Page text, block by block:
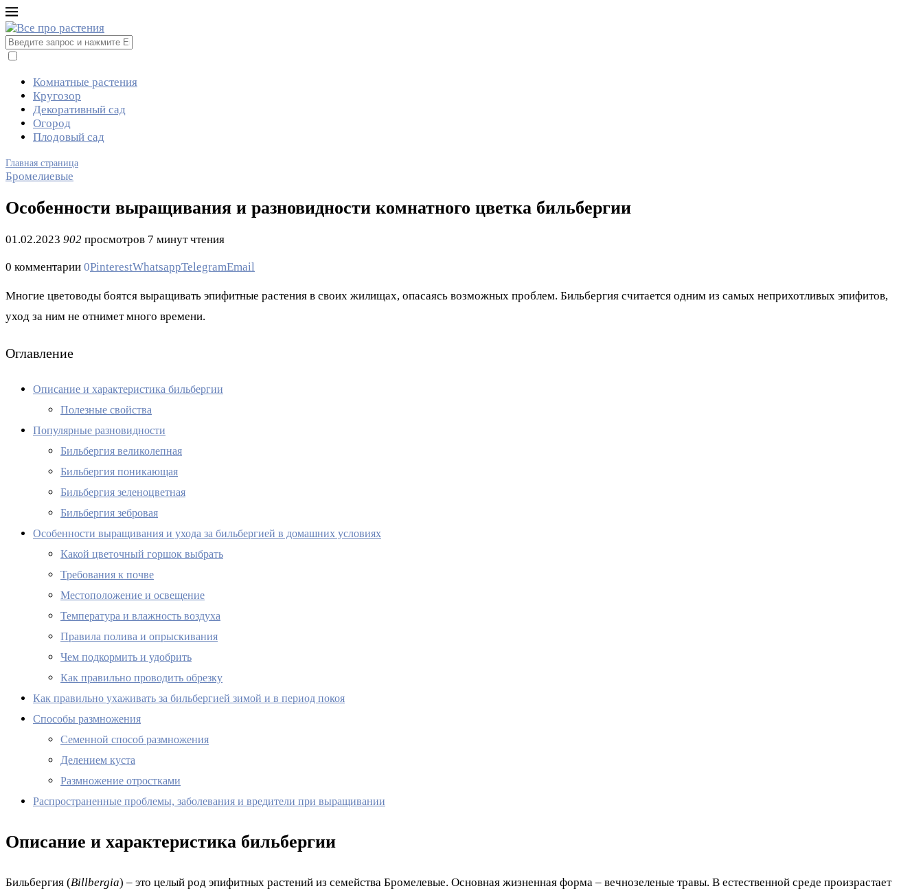
Комнатные растения
Кругозор
Декоративный сад
Огород
Плодовый сад
Главная страница
Бромелиевые
Особенности выращивания и разновидности комнатного цветка бильбергии
01.02.2023 902 просмотров 7 минут чтения
0 комментарии 0PinterestWhatsappTelegramEmail
Многие цветоводы боятся выращивать эпифитные растения в своих жилищах, опасаясь возможных проблем. Бильбергия считается одним из самых неприхотливых эпифитов,
уход за ним не отнимет много времени.
Оглавление
Описание и характеристика бильбергии
Полезные свойства
Популярные разновидности
Бильбергия великолепная
Бильбергия поникающая
Бильбергия зеленоцветная
Бильбергия зебровая
Особенности выращивания и ухода за бильбергией в домашних условиях
Какой цветочный горшок выбрать
Требования к почве
Местоположение и освещение
Температура и влажность воздуха
Правила полива и опрыскивания
Чем подкормить и удобрить
Как правильно проводить обрезку
Как правильно ухаживать за бильбергией зимой и в период покоя
Способы размножения
Семенной способ размножения
Делением куста
Размножение отростками
Распространенные проблемы, заболевания и вредители при выращивании
Описание и характеристика бильбергии
Бильбергия (Billbergia) – это целый род эпифитных растений из семейства Бромелевые. Основная жизненная форма – вечнозеленые травы. В естественной среде произрастает